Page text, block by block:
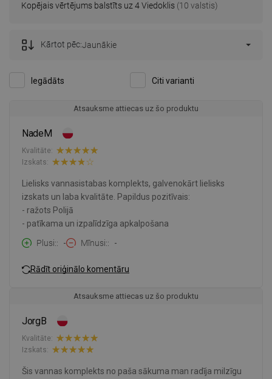
Kopējais vērtējums balstīts uz 4 Viedoklis (10 valstis)
Iegādāts Citi varianti
Kārtot pēc:Jaunākie
Atsauksme attiecas uz šo produktu
NadeM
Kvalitāte:
Izskats:
Lielisks vannasistabas komplekts, galvenokārt lielisks
izskats un laba kvalitāte. Papildus pozitīvais:
- ražots Polijā
- patīkama un izpalīdzīga apkalpošana
Plusi:
- Mīnusi: -
Rādīt oriģinālo komentāru
Atsauksme attiecas uz šo produktu
JorgB
Kvalitāte:
Izskats:
Šis vannas komplekts no paša sākuma man radīja milzīgu